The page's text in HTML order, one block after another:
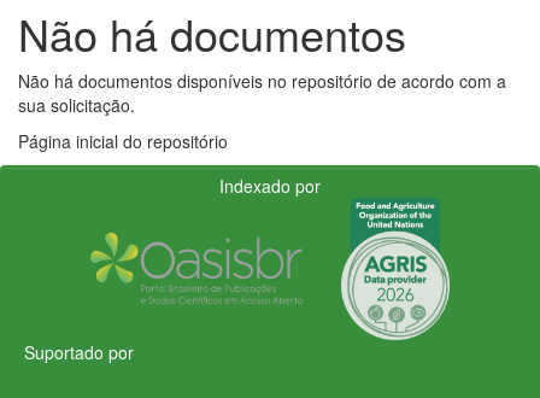
Não há documentos
Não há documentos disponíveis no repositório de acordo com a
sua solicitação.
Página inicial do repositório
Indexado por
Suportado por